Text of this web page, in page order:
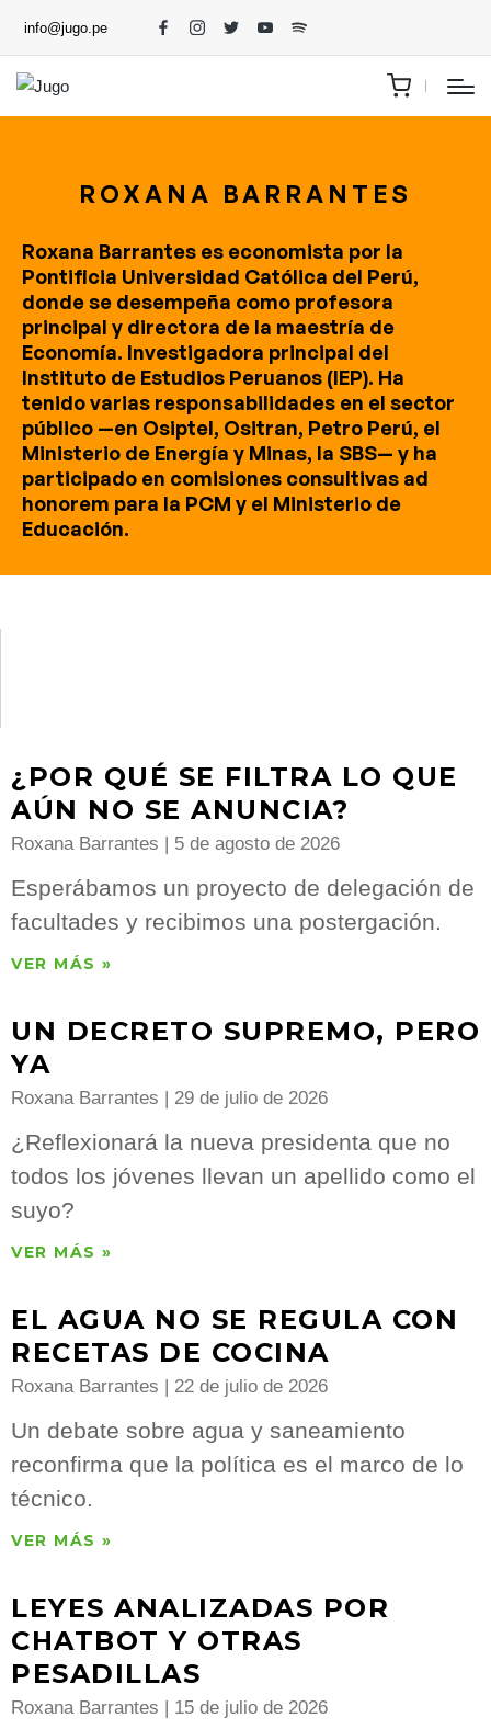
info@jugo.pe
ROXANA BARRANTES
Roxana Barrantes es economista por la
Pontificia Universidad Católica del Perú,
donde se desempeña como profesora
principal y directora de la maestría de
Economía. Investigadora principal del
Instituto de Estudios Peruanos (IEP). Ha
tenido varias responsabilidades en el sector
público —en Osiptel, Ositran, Petro Perú, el
Ministerio de Energía y Minas, la SBS— y ha
participado en comisiones consultivas ad
honorem para la PCM y el Ministerio de
Educación.
¿POR QUÉ SE FILTRA LO QUE
AÚN NO SE ANUNCIA?
Roxana Barrantes 5 de agosto de 2026
Esperábamos un proyecto de delegación de
facultades y recibimos una postergación.
VER MÁS »
UN DECRETO SUPREMO, PERO
YA
Roxana Barrantes 29 de julio de 2026
¿Reflexionará la nueva presidenta que no
todos los jóvenes llevan un apellido como el
suyo?
VER MÁS »
EL AGUA NO SE REGULA CON
RECETAS DE COCINA
Roxana Barrantes 22 de julio de 2026
Un debate sobre agua y saneamiento
reconfirma que la política es el marco de lo
técnico.
VER MÁS »
LEYES ANALIZADAS POR
CHATBOT Y OTRAS
PESADILLAS
Roxana Barrantes 15 de julio de 2026